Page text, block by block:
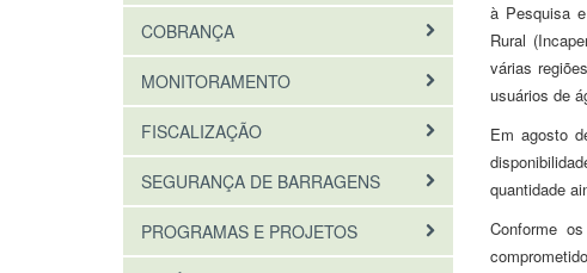
COBRANÇA
MONITORAMENTO
FISCALIZAÇÃO
SEGURANÇA DE BARRAGENS
PROGRAMAS E PROJETOS
à Pesquisa
Rural
várias
usuários de
Em agosto
quantidade
Conforme